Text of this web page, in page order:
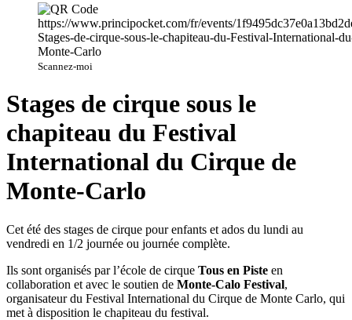
Scannez-moi
Stages de cirque sous le
chapiteau du Festival
International du Cirque de
Monte-Carlo
Cet été des stages de cirque pour enfants et ados du lundi au
vendredi en 1/2 journée ou journée complète.
Ils sont organisés par l’école de cirque Tous en Piste en
collaboration et avec le soutien de Monte-Calo Festival,
organisateur du Festival International du Cirque de Monte Carlo, qui
met à disposition le chapiteau du festival.